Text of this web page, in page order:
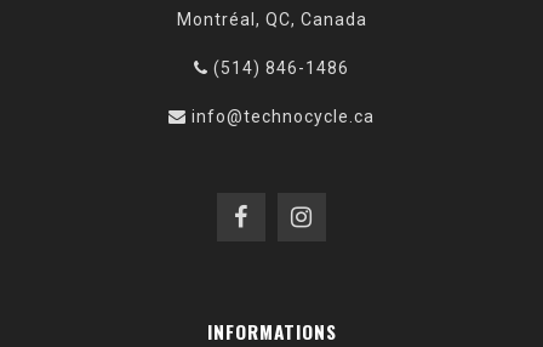
Montréal, QC, Canada
(514) 846-1486
info@technocycle.ca
INFORMATIONS